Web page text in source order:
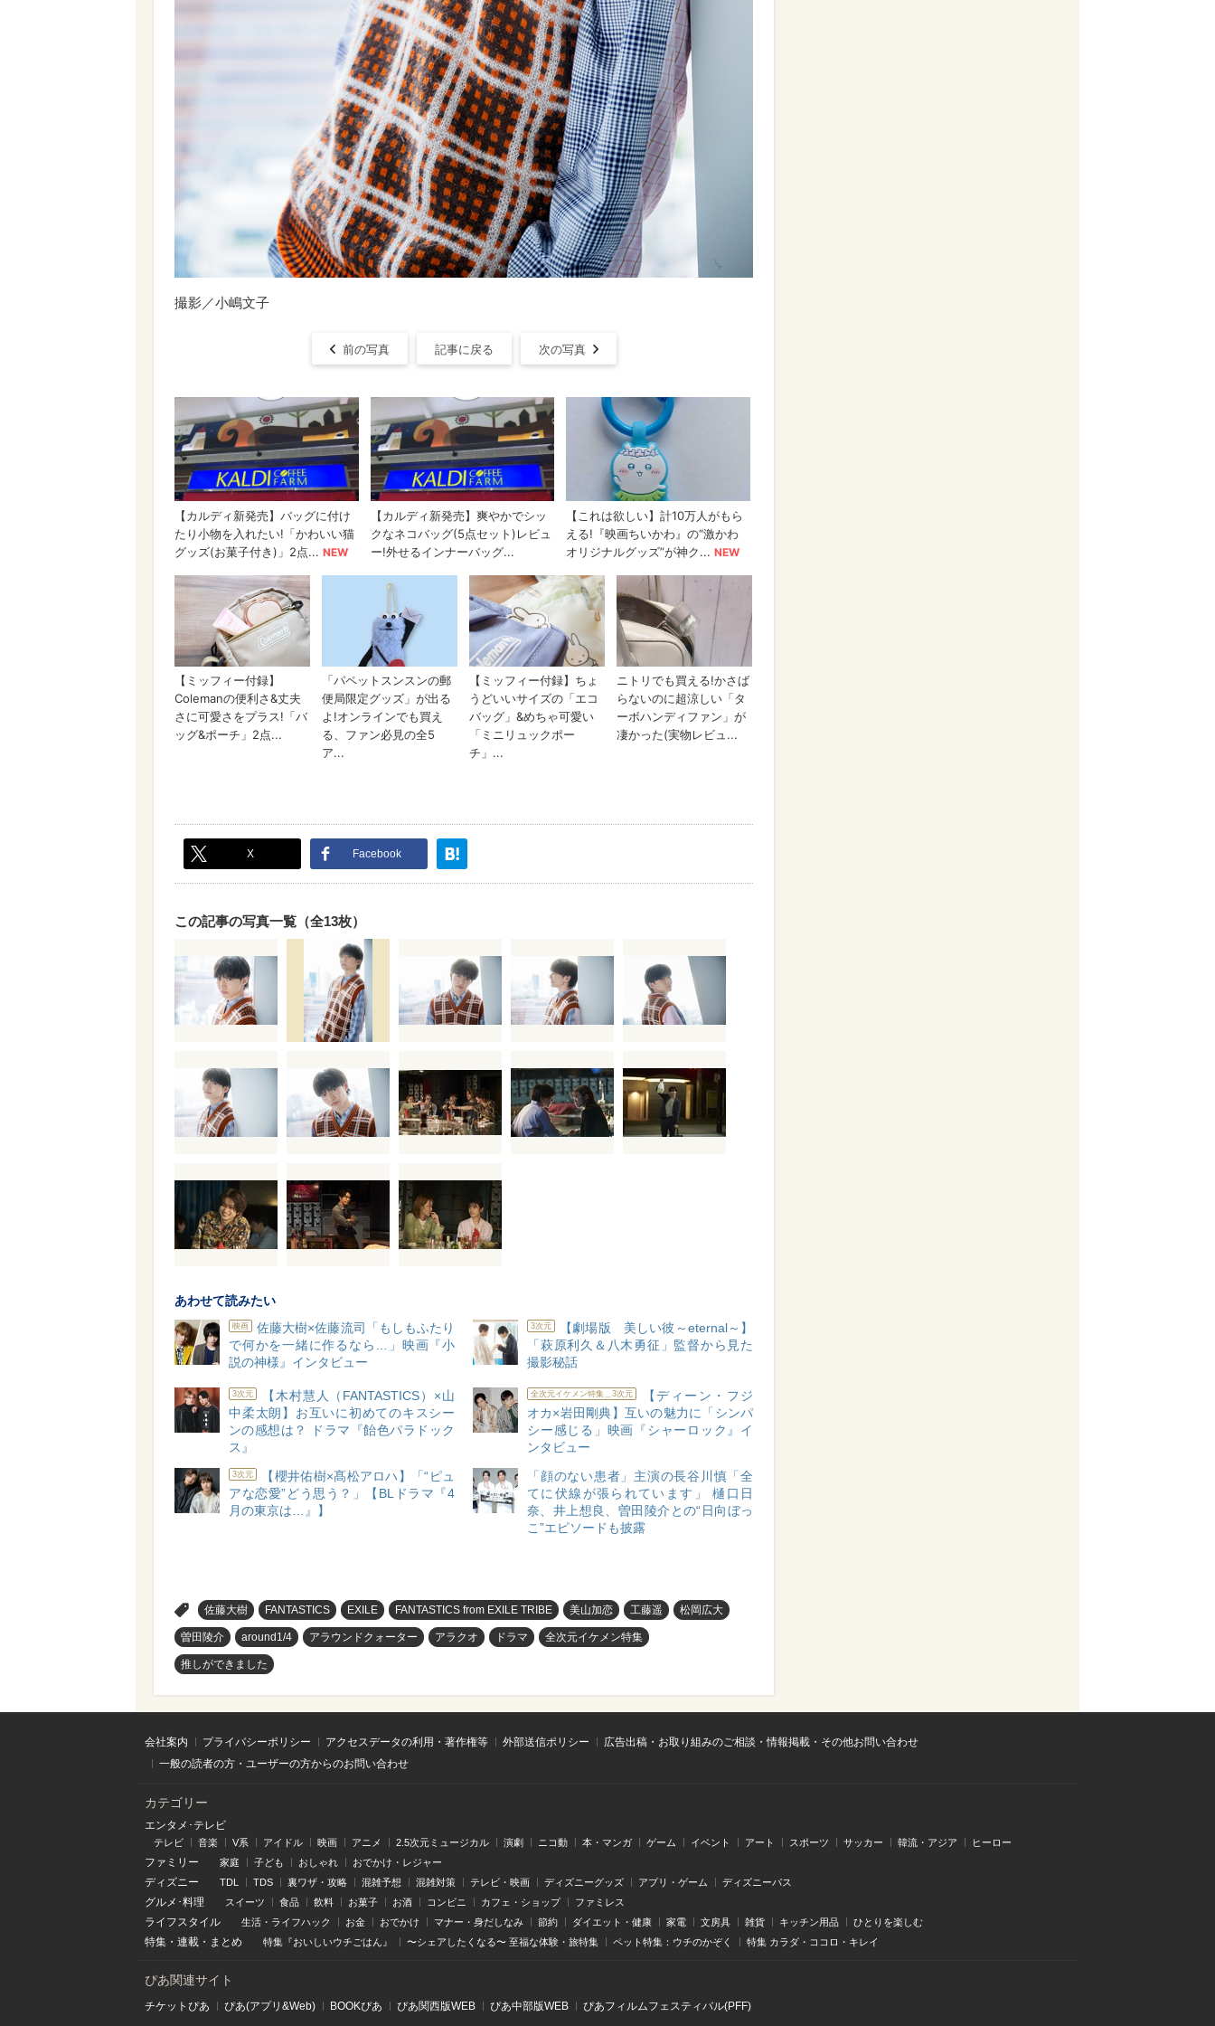
撮影／小嶋文子
前の写真 記事に戻る 次の写真
X Facebook
この記事の写真一覧（全13枚）
あわせて読みたい
映画
佐藤大樹×佐藤流司「もしもふたり
で何かを一緒に作るなら…」映画『小
説の神様』インタビュー
3次元
【劇場版 美しい彼～eternal～】
「萩原利久＆八木勇征」監督から見た
撮影秘話
3次元
【木村慧人（FANTASTICS）×山
中柔太朗】お互いに初めてのキスシー
ンの感想は？ ドラマ『飴色パラドック
ス』
全次元イケメン特集＿3次元
【ディーン・フジ
オカ×岩田剛典】互いの魅力に「シンパ
シー感じる」映画『シャーロック』イ
ンタビュー
3次元
【櫻井佑樹×髙松アロハ】「“ピュ
アな恋愛”どう思う？」【BLドラマ『4
月の東京は…』】
「顔のない患者」主演の長谷川慎「全
てに伏線が張られています」 樋口日
奈、井上想良、曽田陵介との“日向ぼっ
こ”エピソードも披露
佐藤大樹 FANTASTICS EXILE FANTASTICS from EXILE TRIBE 美山加恋 工藤遥 松岡広大
曽田陵介 around1/4 アラウンドクォーター アラクオ ドラマ 全次元イケメン特集
推しができました
会社案内 プライバシーポリシー アクセスデータの利用・著作権等 外部送信ポリシー
広告出稿・お取り組みのご相談・情報掲載・その他お問い合わせ
一般の読者の方・ユーザーの方からのお問い合わせ
カテゴリー
エンタメ･テレビ
テレビ 音楽 V系 アイドル 映画 アニメ 2.5次元ミュージカル 演劇 ニコ動 本・マンガ ゲーム イベント アート スポーツ サッカー 韓流・アジア ヒーロー
ファミリー 家庭 子ども おしゃれ おでかけ・レジャー
ディズニー TDL TDS 裏ワザ・攻略 混雑予想 混雑対策 テレビ・映画 ディズニーグッズ アプリ・ゲーム ディズニーパス
グルメ･料理 スイーツ 食品 飲料 お菓子 お酒 コンビニ カフェ・ショップ ファミレス
ライフスタイル 生活・ライフハック お金 おでかけ マナー・身だしなみ 節約 ダイエット・健康 家電 文房具 雑貨 キッチン用品 ひとりを楽しむ
特集 ・ 連載 ・ まとめ 特集『おいしいウチごはん』 〜シェアしたくなる〜 至福な体験・旅特集 ペット特集：ウチのかぞく 特集 カラダ・ココロ・キレイ
ぴあ関連サイト
チケットぴあ ぴあ(アプリ&Web) BOOKぴあ ぴあ関⻄版WEB ぴあ中部版WEB ぴあフィルムフェスティバル(PFF)